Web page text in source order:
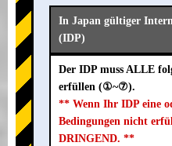
In Japan gültiger
(IDP)
Der IDP muss ALLE
erfüllen (①~⑦).
** Wenn Ihr IDP eine
Bedingungen nicht
DRINGEND. **